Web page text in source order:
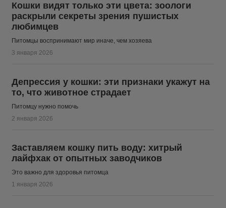
Кошки видят только эти цвета: зоологи
раскрыли секреты зрения пушистых
любимцев
Питомцы воспринимают мир иначе, чем хозяева
3 января 2026
Депрессия у кошки: эти признаки укажут на
то, что животное страдает
Питомцу нужно помочь
2 января 2026
Заставляем кошку пить воду: хитрый
лайфхак от опытных заводчиков
Это важно для здоровья питомца
1 января 2026